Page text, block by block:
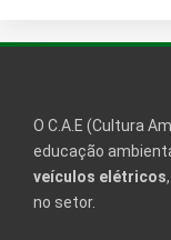
O C.A.E (Cultura
educação
veículos elétricos,
no setor.